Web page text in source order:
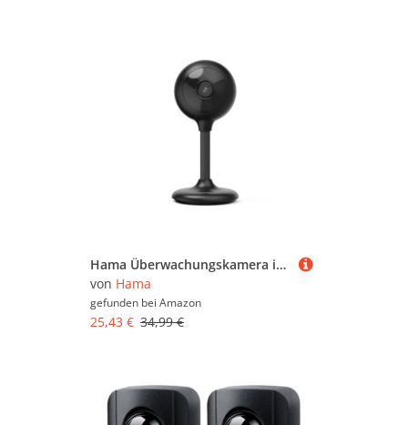
Hama Überwachungskamera innen WLAN (smarte WLAN Kamera mit App, Nachtsicht, Aufzeichnung, mit Bewegungsmelder, Gegensprechanlage, Tonerkennung, auch als Haustierkamera oder Babyphone, 1080p) schwarz
von Hama
gefunden bei Amazon
25,43 € 34,99 €